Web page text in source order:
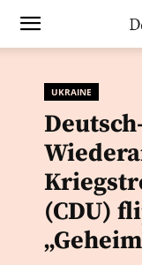
UKRAINE
(CDU)